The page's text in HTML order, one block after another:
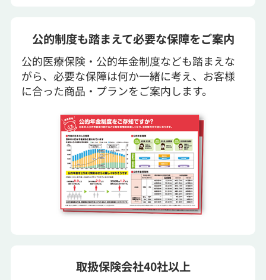
公的医療保険・公的年金制度なども踏まえな
がら、必要な保障は何か一緒に考え、お客様
に合った商品・プランをご案内します。
公的制度も踏まえて必要な保障をご案内
取扱保険会社40社以上